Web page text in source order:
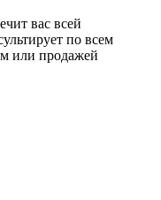
вас всей
по всем
или продажей